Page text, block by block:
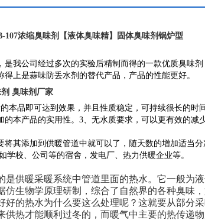
107浓缩臭味剂【液体臭味精】固体臭味剂锅炉型
我公司经过多次的实验后精制而得的一款优质臭味
上是蒜味防丢水剂的替代产品，产品的性能更好。
臭味剂厂家
本品即可达到效果，并且性质稳定，可持续很长的时
本产品的实用性。3、无水质要求，可以更有效的减
其添加到供暖管道中就可以了，随天数的增加适当分
学校、公司等的宿舍，发电厂、热力供暖企业等。
供暖采暖系统中管道里面的热水。它一般为
生物学原理研制，综合了自然界的各种臭味
的热水为什么要这么处理呢？这就要从部分
热才能顺利过冬的，而暖气中主要的热传递